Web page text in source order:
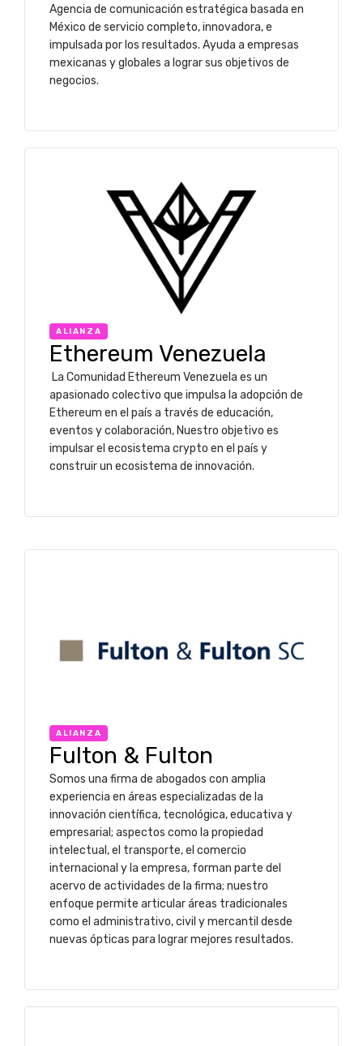
Agencia de comunicación estratégica basada en
México de servicio completo, innovadora, e
impulsada por los resultados. Ayuda a empresas
mexicanas y globales a lograr sus objetivos de
negocios.
ALIANZA
Ethereum Venezuela
La Comunidad Ethereum Venezuela es un
apasionado colectivo que impulsa la adopción de
Ethereum en el país a través de educación,
eventos y colaboración, Nuestro objetivo es
impulsar el ecosistema crypto en el país y
construir un ecosistema de innovación.
ALIANZA
Fulton & Fulton
Somos una firma de abogados con amplia
experiencia en áreas especializadas de la
innovación científica, tecnológica, educativa y
empresarial; aspectos como la propiedad
intelectual, el transporte, el comercio
internacional y la empresa, forman parte del
acervo de actividades de la firma; nuestro
enfoque permite articular áreas tradicionales
como el administrativo, civil y mercantil desde
nuevas ópticas para lograr mejores resultados.